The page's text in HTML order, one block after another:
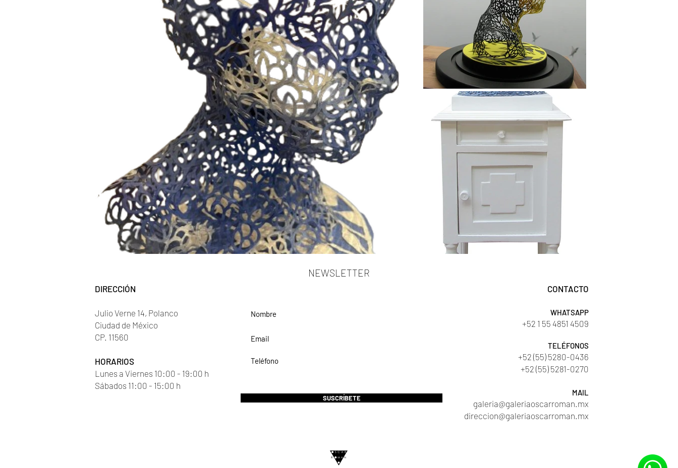
DIRECCIÓN
Julio Verne 14, Polanco
Ciudad de México
CP. 11560
HORARIOS
Lunes a Viernes 10:00 - 19:00 h
Sábados 11:00 - 15:00 h
NEWSLETTER
SUSCRÍBETE
CONTACTO
WHATSAPP
+52 1 55 4851 4509
TELÉFONOS
+52 (55) 5280-0436
+52 (55) 5281-0270
MAIL
galeria@galeriaoscarroman.mx
direccion@galeriaoscarroman.mx